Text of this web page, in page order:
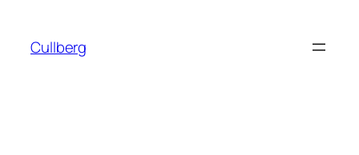
innehåll
Cullberg